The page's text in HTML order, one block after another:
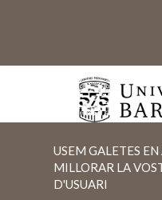
USEM GALETES
MILLORAR LA
D'USUARI